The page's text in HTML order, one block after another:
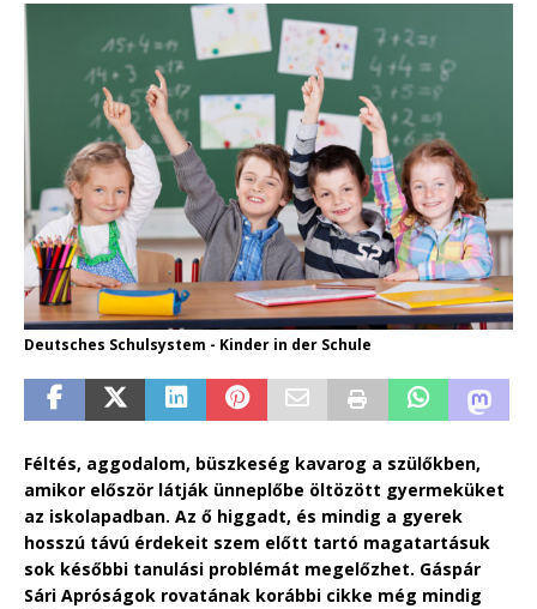
Deutsches Schulsystem - Kinder in der Schule
Féltés, aggodalom, büszkeség kavarog a szülőkben,
amikor először látják ünneplőbe öltözött gyermeküket
az iskolapadban. Az ő higgadt, és mindig a gyerek
hosszú távú érdekeit szem előtt tartó magatartásuk
sok későbbi tanulási problémát megelőzhet. Gáspár
Sári Apróságok rovatának korábbi cikke még mindig